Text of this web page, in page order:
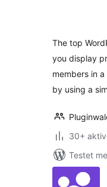
The top
you display
members in
by using a
30+
Testet